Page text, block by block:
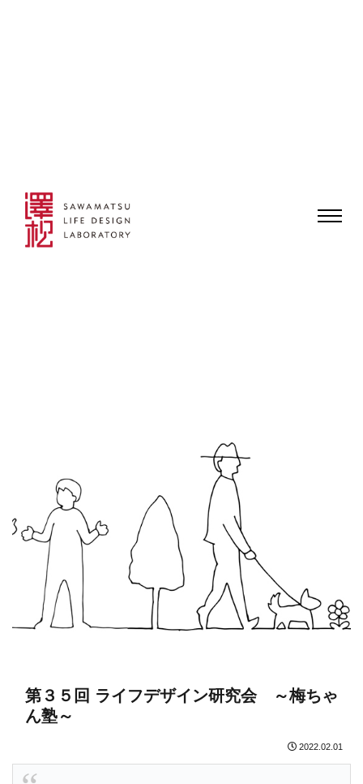
第３５回 ライフデザイン研究会 ～梅ちゃ
ん塾～
2022.02.01